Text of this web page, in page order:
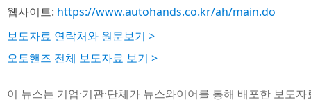
웹사이트: https://www.autohands.co.kr/ah/main.do
보도자료 연락처와 원문보기 >
오토핸즈 전체 보도자료 보기 >
이 뉴스는 기업·기관·단체가 뉴스와이어를 통해 배포한 보도